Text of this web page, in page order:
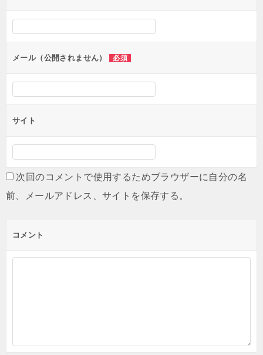
メール（公開されません） 必須
サイト
次回のコメントで使用するためブラウザーに自分の名
前、メールアドレス、サイトを保存する。
コメント